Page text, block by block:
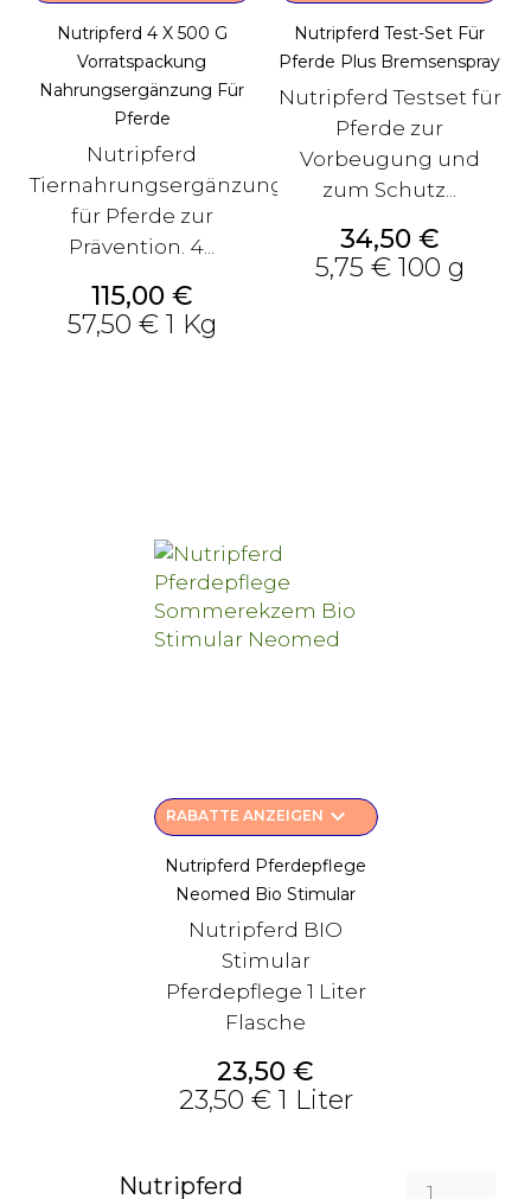
Nutripferd 4 X 500 G
Vorratspackung
Nahrungsergänzung Für
Pferde
Nutripferd
Tiernahrungsergänzung
für Pferde zur
Prävention. 4...
Preis
115,00 €
57,50 € 1 Kg
Nutripferd Test-Set Für
Pferde Plus Bremsenspray
Nutripferd Testset für
Pferde zur
Vorbeugung und
zum Schutz...
Preis
34,50 €
5,75 € 100 g
RABATTE ANZEIGEN keyboard_arrow_down
Nutripferd Pferdepflege
Neomed Bio Stimular
Nutripferd BIO
Stimular
Pferdepflege 1 Liter
Flasche
Preis
23,50 €
23,50 € 1 Liter
Nutripferd